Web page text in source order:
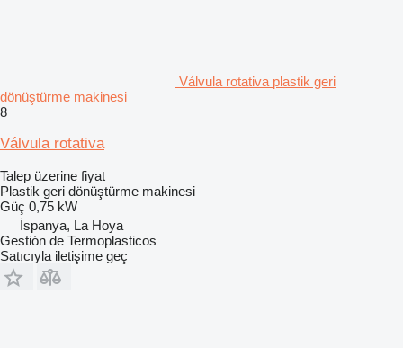
Válvula rotativa plastik geri
dönüştürme makinesi
8
Válvula rotativa
Talep üzerine fiyat
Plastik geri dönüştürme makinesi
Güç 0,75 kW
İspanya, La Hoya
Gestión de Termoplasticos
Satıcıyla iletişime geç